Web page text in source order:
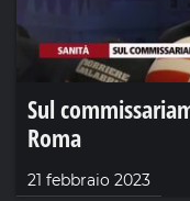
Sul
Roma
21 febbraio 2023